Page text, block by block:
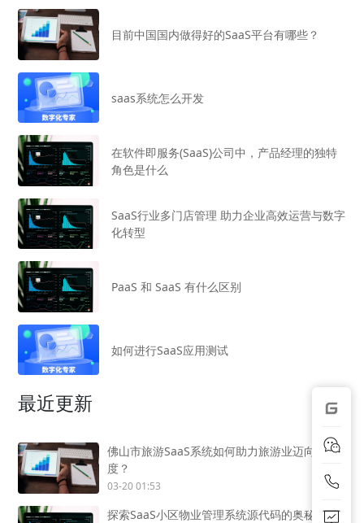
目前中国国内做得好的SaaS平台有哪些？
saas系统怎么开发
在软件即服务(SaaS)公司中，产品经理的独特
角色是什么
SaaS行业多门店管理 助力企业高效运营与数字
化转型
PaaS 和 SaaS 有什么区别
如何进行SaaS应用测试
最近更新
佛山市旅游SaaS系统如何助力旅游业迈向新高
度？
03-20 01:53
探索SaaS小区物业管理系统源代码的奥秘